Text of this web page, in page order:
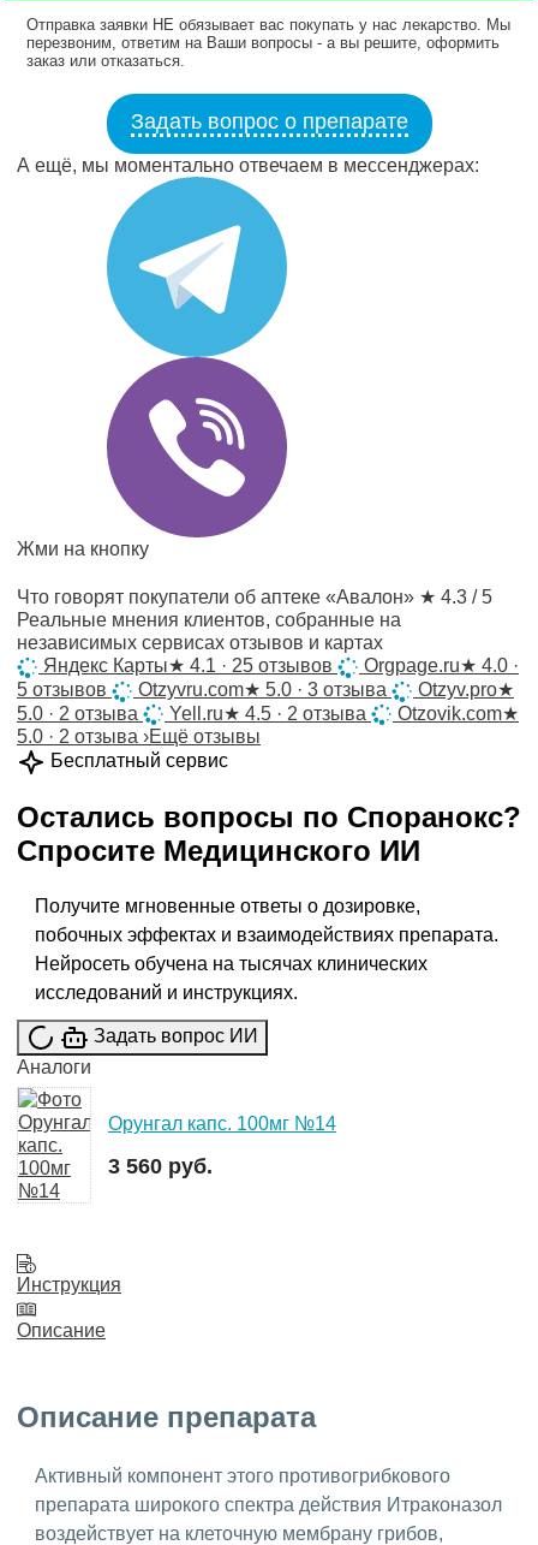
Отправка заявки НЕ обязывает вас покупать у нас лекарство. Мы
перезвоним, ответим на Ваши вопросы - а вы решите, оформить
заказ или отказаться.
Задать вопрос о препарате
А ещё, мы моментально отвечаем в мессенджерах:
Жми на кнопку
Что говорят покупатели об аптеке «Авалон» ★ 4.3 / 5
Реальные мнения клиентов, собранные на
независимых сервисах отзывов и картах
Яндекс Карты★ 4.1 · 25 отзывов Orgpage.ru★ 4.0 ·
5 отзывов
Otzyvru.com★ 5.0 · 3 отзыва Otzyv.pro★
5.0 · 2 отзыва
Yell.ru★ 4.5 · 2 отзыва Otzovik.com★
5.0 · 2 отзыва ›Ещё отзывы
Бесплатный сервис
Остались вопросы по Споранокс?
Спросите Медицинского ИИ
Получите мгновенные ответы о дозировке,
побочных эффектах и взаимодействиях препарата.
Нейросеть обучена на тысячах клинических
исследований и инструкциях.
Задать вопрос ИИ
Аналоги
Орунгал капс. 100мг №14
3 560 руб.
Инструкция
Описание
Описание препарата
Активный компонент этого противогрибкового
препарата широкого спектра действия Итраконазол
воздействует на клеточную мембрану грибов,